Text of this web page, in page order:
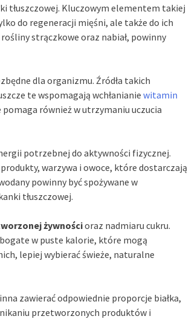
tłuszczowej. Kluczowym elementem takiej
do regeneracji mięśni, ale także do ich
strączkowe oraz nabiał, powinny
dla organizmu. Źródła takich
te wspomagają wchłanianie witamin
również w utrzymaniu uczucia
potrzebnej do aktywności fizycznej.
warzywa i owoce, które dostarczają
powinny być spożywane w
tłuszczowej.
żywnościoraz nadmiaru cukru.
w puste kalorie, które mogą
lepiej wybierać świeże, naturalne
zawierać odpowiednie proporcje białka,
przetworzonych produktów i